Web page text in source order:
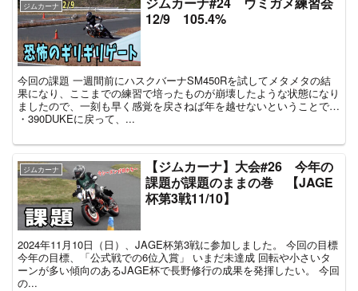
ジムカーナ
12/9 105.4%
今回の課題 一週間前にハスクバーナSM450Rを試してメタメタの結
果になり、ここまでの練習で培ったものが崩壊したような状態になり
ましたので、一刻も早く感覚を戻さねば年を越せないということで…
・390DUKEに戻って、...
ジムカーナ
【ジムカーナ】大会#26 今年の
課題が課題のままの巻 【JAGE
杯第3戦11/10】
2024年11月10日（日）、JAGE杯第3戦に参加しました。 今回の目標
今年の目標、「公式戦での6位入賞」 いまだ未達成 回転や小さいタ
ーンが多い傾向のあるJAGE杯で長野修行の成果を発揮したい。 今回
の...